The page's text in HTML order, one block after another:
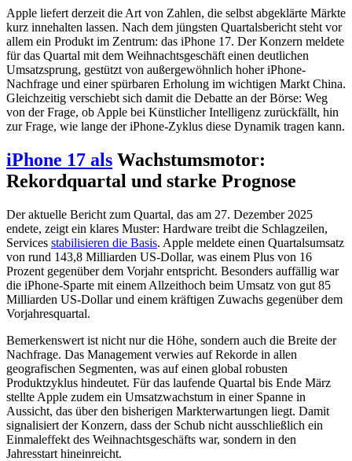
Apple liefert derzeit die Art von Zahlen, die selbst abgeklärte Märkte
kurz innehalten lassen. Nach dem jüngsten Quartalsbericht steht vor
allem ein Produkt im Zentrum: das iPhone 17. Der Konzern meldete
für das Quartal mit dem Weihnachtsgeschäft einen deutlichen
Umsatzsprung, gestützt von außergewöhnlich hoher iPhone-
Nachfrage und einer spürbaren Erholung im wichtigen Markt China.
Gleichzeitig verschiebt sich damit die Debatte an der Börse: Weg
von der Frage, ob Apple bei Künstlicher Intelligenz zurückfällt, hin
zur Frage, wie lange der iPhone-Zyklus diese Dynamik tragen kann.
iPhone 17 als Wachstumsmotor:
Rekordquartal und starke Prognose
Der aktuelle Bericht zum Quartal, das am 27. Dezember 2025
endete, zeigt ein klares Muster: Hardware treibt die Schlagzeilen,
Services stabilisieren die Basis. Apple meldete einen Quartalsumsatz
von rund 143,8 Milliarden US-Dollar, was einem Plus von 16
Prozent gegenüber dem Vorjahr entspricht. Besonders auffällig war
die iPhone-Sparte mit einem Allzeithoch beim Umsatz von gut 85
Milliarden US-Dollar und einem kräftigen Zuwachs gegenüber dem
Vorjahresquartal.
Bemerkenswert ist nicht nur die Höhe, sondern auch die Breite der
Nachfrage. Das Management verwies auf Rekorde in allen
geografischen Segmenten, was auf einen global robusten
Produktzyklus hindeutet. Für das laufende Quartal bis Ende März
stellte Apple zudem ein Umsatzwachstum in einer Spanne in
Aussicht, das über den bisherigen Markterwartungen liegt. Damit
signalisiert der Konzern, dass der Schub nicht ausschließlich ein
Einmaleffekt des Weihnachtsgeschäfts war, sondern in den
Jahresstart hineinreicht.